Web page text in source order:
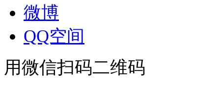
微博
QQ空间
用微信扫码二维码